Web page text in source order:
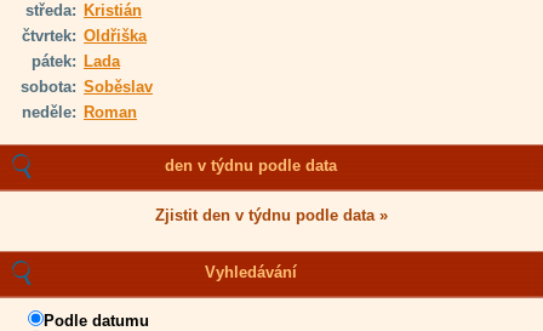
středa: Kristián
čtvrtek: Oldřiška
pátek: Lada
sobota: Soběslav
neděle: Roman
den v týdnu podle data
Zjistit den v týdnu podle data »
Vyhledávání
Podle datumu